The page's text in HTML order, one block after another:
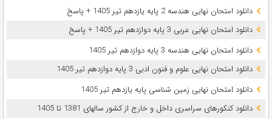
دانلود امتحان نهایی هندسه 2 پایه یازدهم تیر 1405 + پاسخ
دانلود امتحان نهایی عربی 3 پایه دوازدهم تیر 1405 + پاسخ
دانلود امتحان نهایی هندسه 3 پایه دوازدهم تیر 1405
دانلود امتحان نهایی علوم و فنون ادبی 3 پایه دوازدهم تیر 1405
دانلود امتحان نهایی زمین شناسی پایه یازدهم تیر 1405
دانلود کنکورهای سراسری داخل و خارج از کشور سالهای 1381 تا 1405